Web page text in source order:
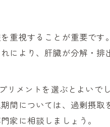
ガニックサプリの選び方
無農薬の違いを正しく理解
オーガニックの特徴解説
品の表示基準と注意点
重視することが重要で
により、肝臓が分解・
メントを選ぶとよいで
間については、過剰摂
家に相談しましょう。